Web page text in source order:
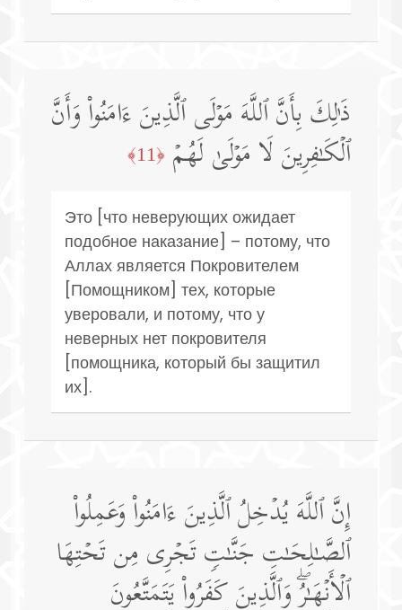
ذَ ٰ⁠لِكَ بِأَنَّ ٱللَّهَ مَوۡلَى ٱلَّذِینَ ءَامَنُوا۟ وَأَنَّ
ٱلۡكَـٰفِرِینَ لَا مَوۡلَىٰ لَهُمۡ ﴿11﴾
Это [что неверующих ожидает
подобное наказание] – потому, что
Аллах является Покровителем
[Помощником] тех, которые
уверовали, и потому, что у
неверных нет покровителя
[помощника, который бы защитил
их].
إِنَّ ٱللَّهَ یُدۡخِلُ ٱلَّذِینَ ءَامَنُوا۟ وَعَمِلُوا۟
ٱلصَّـٰلِحَـٰتِ جَنَّـٰتࣲ تَجۡرِی مِن تَحۡتِهَا
ٱلۡأَنۡهَـٰرُۖ وَٱلَّذِینَ كَفَرُوا۟ یَتَمَتَّعُونَ